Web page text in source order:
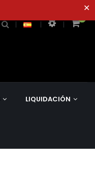
✕
0
0
LIQUIDACIÓN